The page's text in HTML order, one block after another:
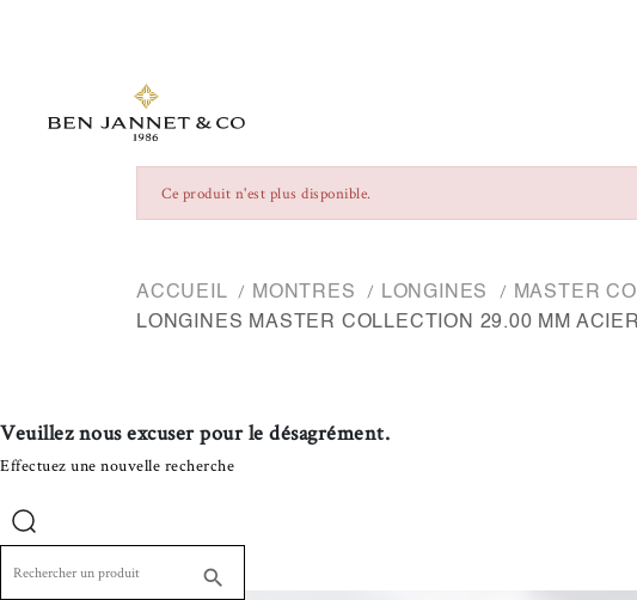
Ce produit n'est plus disponible.
ACCUEIL MONTRES LONGINES
MASTER
LONGINES MASTER COLLECTION 29.00 MM
Veuillez nous excuser pour le désagrément.
Effectuez une nouvelle recherche
